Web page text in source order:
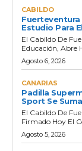
CABILDO
Fuerteventura
Estudio Para
El Cabildo De
Educación, Abre
Agosto 6, 2026
CANARIAS
Padilla
Sport Se
El Cabildo De
Firmado Hoy El
Agosto 5, 2026